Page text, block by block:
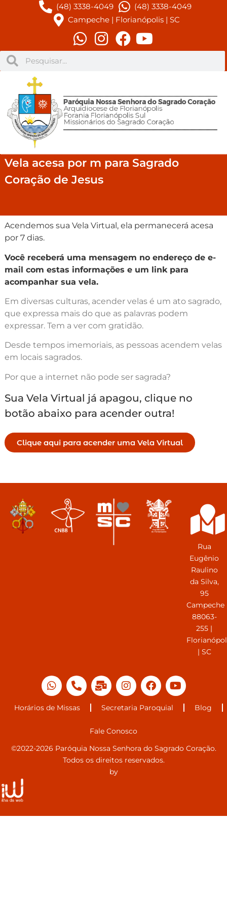
(48) 3338-4049
(48) 3338-4049
Campeche | Florianópolis | SC
Vela acesa por m para Sagrado
Coração de Jesus
Acendemos sua Vela Virtual, ela permanecerá acesa
por 7 dias.
Você receberá uma mensagem no endereço de e-
mail com estas informações e um link para
acompanhar sua vela.
Em diversas culturas, acender velas é um ato sagrado,
que expressa mais do que as palavras podem
expressar. Tem a ver com gratidão.
Desde tempos imemoriais, as pessoas acendem velas
em locais sagrados.
Por que a internet não pode ser sagrada?
Sua Vela Virtual já apagou, clique no
botão abaixo para acender outra!
Clique aqui para acender uma Vela Virtual
Rua
Eugênio
Raulino
da Silva,
95
Campeche
88063-
255 |
| SC
Horários de Missas Secretaria Paroquial Blog
Fale Conosco
©2022-2026 Paróquia Nossa Senhora do Sagrado Coração.
Todos os direitos reservados.
by